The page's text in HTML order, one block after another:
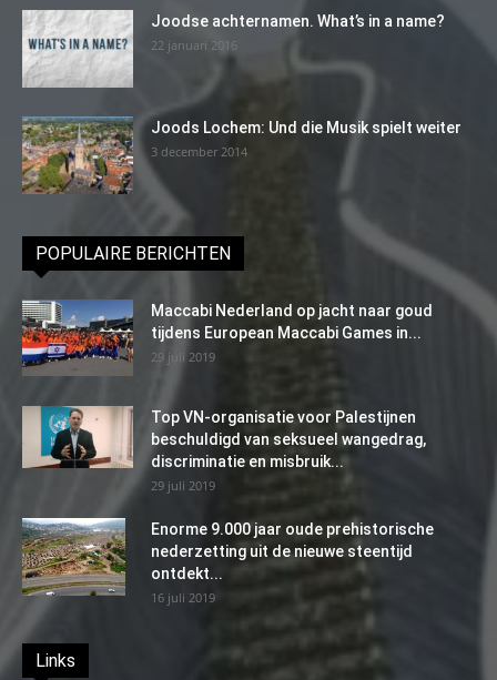
Joodse achternamen. What’s in a name?
22 januari 2016
Joods Lochem: Und die Musik spielt weiter
3 december 2014
POPULAIRE BERICHTEN
Maccabi Nederland op jacht naar goud
tijdens European Maccabi Games in...
29 juli 2019
Top VN-organisatie voor Palestijnen
beschuldigd van seksueel wangedrag,
discriminatie en misbruik...
29 juli 2019
Enorme 9.000 jaar oude prehistorische
nederzetting uit de nieuwe steentijd
ontdekt...
16 juli 2019
Links